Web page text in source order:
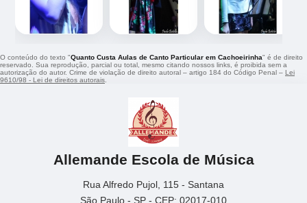
O conteúdo do texto "Quanto Custa Aulas de Canto Particular em Cachoeirinha" é de direito
reservado. Sua reprodução, parcial ou total, mesmo citando nossos links, é proibida sem a
autorização do autor. Crime de violação de direito autoral – artigo 184 do Código Penal – Lei
9610/98 - Lei de direitos autorais.
Allemande Escola de Música
Rua Alfredo Pujol, 115 - Santana
São Paulo - SP - CEP: 02017-010